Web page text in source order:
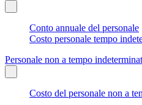
Conto annuale del personale
Costo personale tempo
Personale non a tempo
Costo del personale non a